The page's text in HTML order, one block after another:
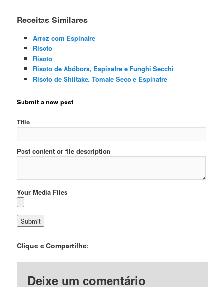
Receitas Similares
Arroz com Espinafre
Risoto
Risoto
Risoto de Abóbora, Espinafre e Funghi Secchi
Risoto de Shiitake, Tomate Seco e Espinafre
Submit a new post
Title
Post content or file description
Your Media Files
Clique e Compartilhe:
Deixe um comentário